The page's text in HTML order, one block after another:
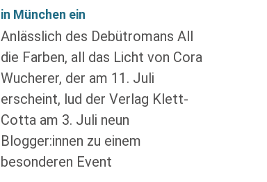
in München ein
Anlässlich des Debütromans All
die Farben, all das Licht von Cora
Wucherer, der am 11. Juli
erscheint, lud der Verlag Klett-
Cotta am 3. Juli neun
Blogger:innen zu einem
besonderen Event